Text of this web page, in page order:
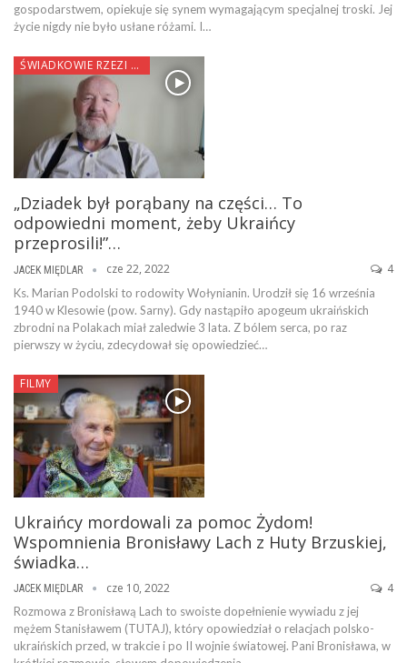
gospodarstwem, opiekuje się synem wymagającym specjalnej troski. Jej
życie nigdy nie było usłane różami. I…
ŚWIADKOWIE RZEZI WOŁYŃSKIEJ
„Dziadek był porąbany na części… To
odpowiedni moment, żeby Ukraińcy
przeprosili!”…
JACEK MIĘDLAR cze 22, 2022 4
Ks. Marian Podolski to rodowity Wołynianin. Urodził się 16 września
1940 w Klesowie (pow. Sarny). Gdy nastąpiło apogeum ukraińskich
zbrodni na Polakach miał zaledwie 3 lata. Z bólem serca, po raz
pierwszy w życiu, zdecydował się opowiedzieć…
FILMY
Ukraińcy mordowali za pomoc Żydom!
Wspomnienia Bronisławy Lach z Huty Brzuskiej,
świadka…
JACEK MIĘDLAR cze 10, 2022 4
Rozmowa z Bronisławą Lach to swoiste dopełnienie wywiadu z jej
mężem Stanisławem (TUTAJ), który opowiedział o relacjach polsko-
ukraińskich przed, w trakcie i po II wojnie światowej. Pani Bronisława, w